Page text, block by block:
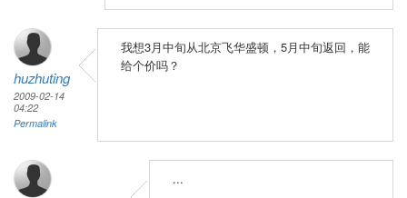
huzhuting
2009-02-14
04:22
Permalink
我想3月中旬从北京飞华盛顿，5月中旬返回，能
给个价吗？
...